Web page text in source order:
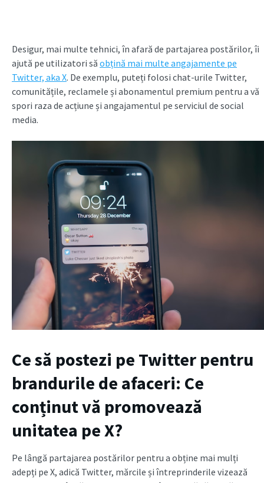
Desigur, mai multe tehnici, în afară de partajarea postărilor, îi
ajută pe utilizatori să obțină mai multe angajamente pe
Twitter, aka X. De exemplu, puteți folosi chat-urile Twitter,
comunitățile, reclamele și abonamentul premium pentru a vă
spori raza de acțiune și angajamentul pe serviciul de social
media.
Ce să postezi pe Twitter pentru
brandurile de afaceri: Ce
conținut vă promovează
unitatea pe X?
Pe lângă partajarea postărilor pentru a obține mai mulți
adepți pe X, adică Twitter, mărcile și întreprinderile vizează